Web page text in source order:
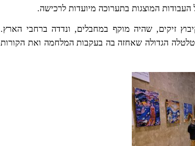
העבודות המוצגות בתערוכה מיועדות לרכישה.
זיקים, שהיה מוקף במחבלים, ונדדה ברחבי הארץ.
הגדולה שאחזה בה בעקבות המלחמה ואת הקורות